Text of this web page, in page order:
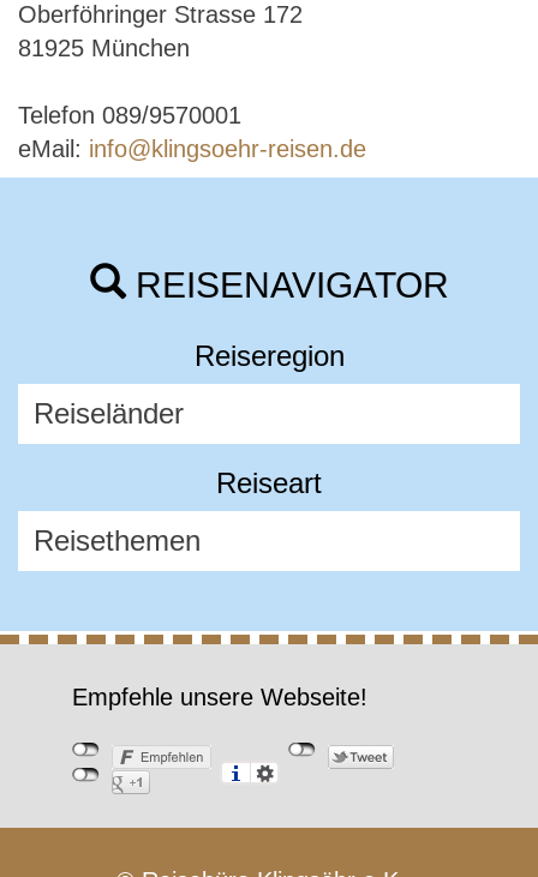
Oberföhringer Strasse 172
81925 München
Telefon 089/9570001
eMail: info@klingsoehr-reisen.de
REISENAVIGATOR
Reiseregion
Reiseart
Empfehle unsere Webseite!